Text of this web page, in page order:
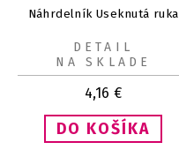
Náhrdelník Useknutá ruka
4,16 €
DETAIL
NA SKLADE